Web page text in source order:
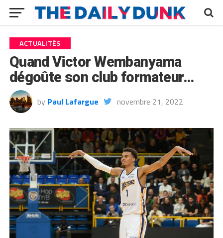
ACTUALITÉS
Quand Victor Wembanyama
dégoûte son club formateur…
by Paul Lafargue novembre 21, 2022